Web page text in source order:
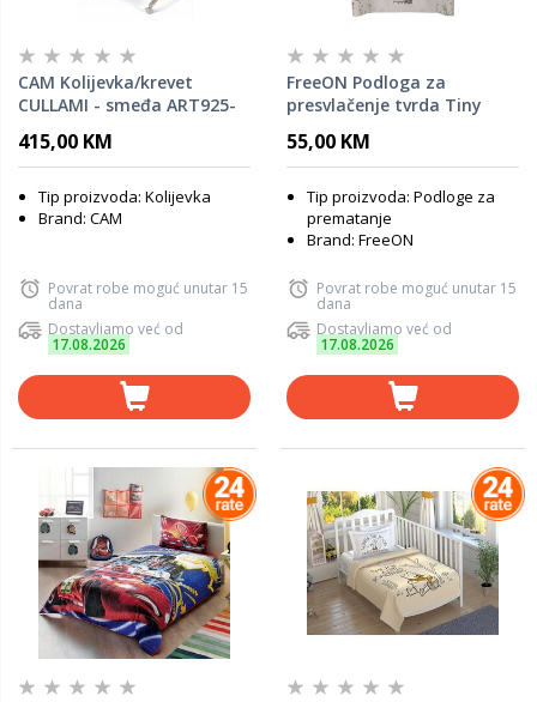
CAM Kolijevka/krevet
CULLAMI - smeđa ART925-
415,00 KM
Tip proizvoda: Kolijevka
Brand: CAM
Povrat robe moguć unutar 15
dana
Dostavljamo već od
17.08.2026
FreeON Podloga za
presvlačenje tvrda Tiny
55,00 KM
Tip proizvoda: Podloge za
prematanje
Brand: FreeON
Povrat robe moguć unutar 15
dana
Dostavljamo već od
17.08.2026